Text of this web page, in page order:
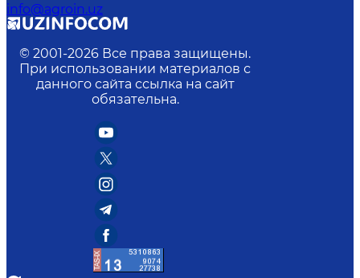
info@agroin.uz
© 2001-2026 Все права защищены.
При использовании материалов с
данного сайта ссылка на сайт
обязательна.